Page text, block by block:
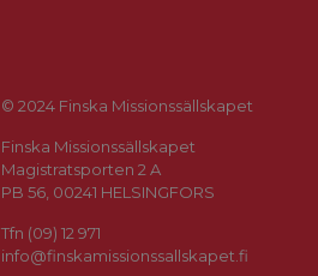
© 2024 Finska Missionssällskapet
Finska Missionssällskapet
Magistratsporten 2 A
PB 56, 00241 HELSINGFORS
Tfn (09) 12 971
info@finskamissionssallskapet.fi